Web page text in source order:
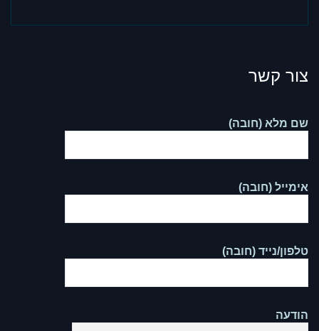
צור קשר
שם מלא (חובה)
אימייל (חובה)
טלפון/נייד (חובה)
הודעה